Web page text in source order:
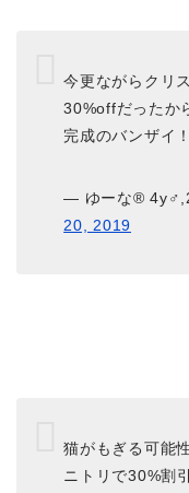
今更ながらクリ
30%offだったか
完成のバンザイ！
— ゆーな®︎
20, 2019
猫がもぎる可能
ニトリで30%割